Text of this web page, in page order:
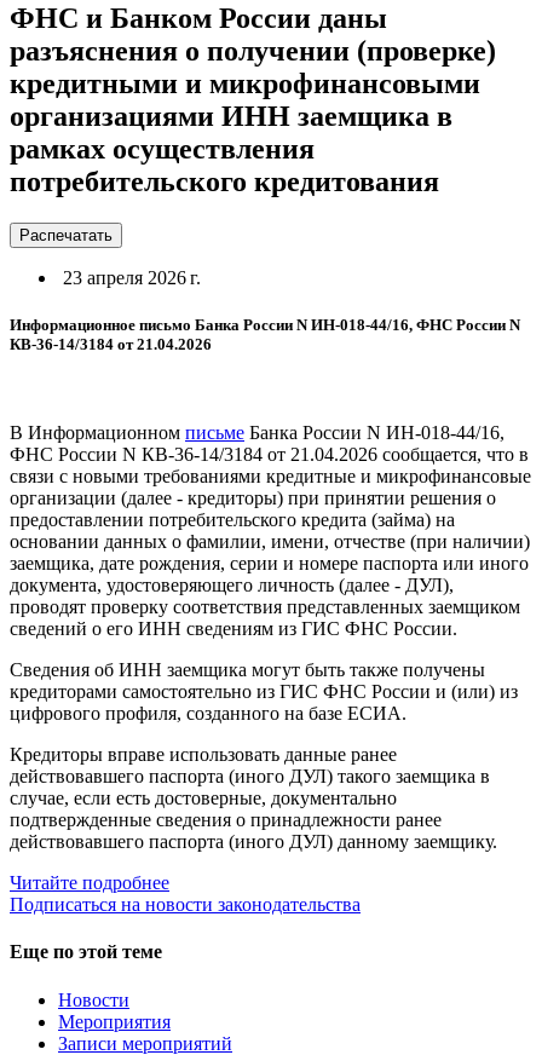
ФНС и Банком России даны
разъяснения о получении (проверке)
кредитными и микрофинансовыми
организациями ИНН заемщика в
рамках осуществления
потребительского кредитования
Распечатать
23 апреля 2026 г.
Информационное письмо Банка России N ИН-018-44/16, ФНС России N
КВ-36-14/3184 от 21.04.2026
В Информационном письме Банка России N ИН-018-44/16,
ФНС России N КВ-36-14/3184 от 21.04.2026 сообщается, что в
связи с новыми требованиями кредитные и микрофинансовые
организации (далее - кредиторы) при принятии решения о
предоставлении потребительского кредита (займа) на
основании данных о фамилии, имени, отчестве (при наличии)
заемщика, дате рождения, серии и номере паспорта или иного
документа, удостоверяющего личность (далее - ДУЛ),
проводят проверку соответствия представленных заемщиком
сведений о его ИНН сведениям из ГИС ФНС России.
Сведения об ИНН заемщика могут быть также получены
кредиторами самостоятельно из ГИС ФНС России и (или) из
цифрового профиля, созданного на базе ЕСИА.
Кредиторы вправе использовать данные ранее
действовавшего паспорта (иного ДУЛ) такого заемщика в
случае, если есть достоверные, документально
подтвержденные сведения о принадлежности ранее
действовавшего паспорта (иного ДУЛ) данному заемщику.
Читайте подробнее
Подписаться на новости законодательства
Еще по этой теме
Новости
Мероприятия
Записи мероприятий